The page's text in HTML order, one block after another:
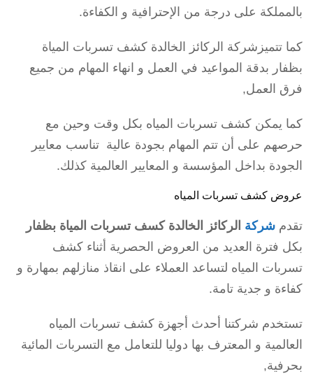
بالمملكة على درجة من الإحترافية و الكفاءة.
كما تتميزشركة الركائز الخالدة كشف تسربات المياة
بظفار بدقة المواعيد في العمل و انهاء المهام من جميع
فرق العمل,
كما يمكن كشف تسربات المياه بكل وقت وحين مع
حرصهم على أن تتم المهام بجودة عالية تناسب معايير
الجودة بداخل المؤسسة و المعايير العالمية كذلك.
عروض كشف تسربات المياه
تقدم شركة الركائز الخالدة كسف تسربات المياة بظفار
بكل فترة العديد من العروض الحصرية أثناء كشف
تسربات المياه لتساعد العملاء على انقاذ منازلهم بمهارة و
كفاءة و جدية تامة.
تستخدم شركتنا أحدث أجهزة كشف تسربات المياه
العالمية و المعترف بها دوليا للتعامل مع التسربات المائية
بحرفية,